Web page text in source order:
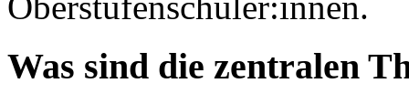
Was sind die zentralen